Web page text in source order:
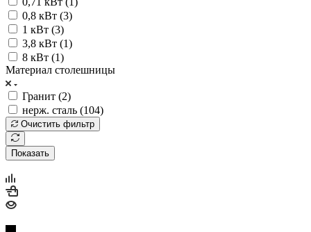
0,8 кВт (3)
1 кВт (3)
3,8 кВт (1)
8 кВт (1)
Материал столешницы
Гранит (2)
нерж. сталь (104)
Очистить фильтр
Показать